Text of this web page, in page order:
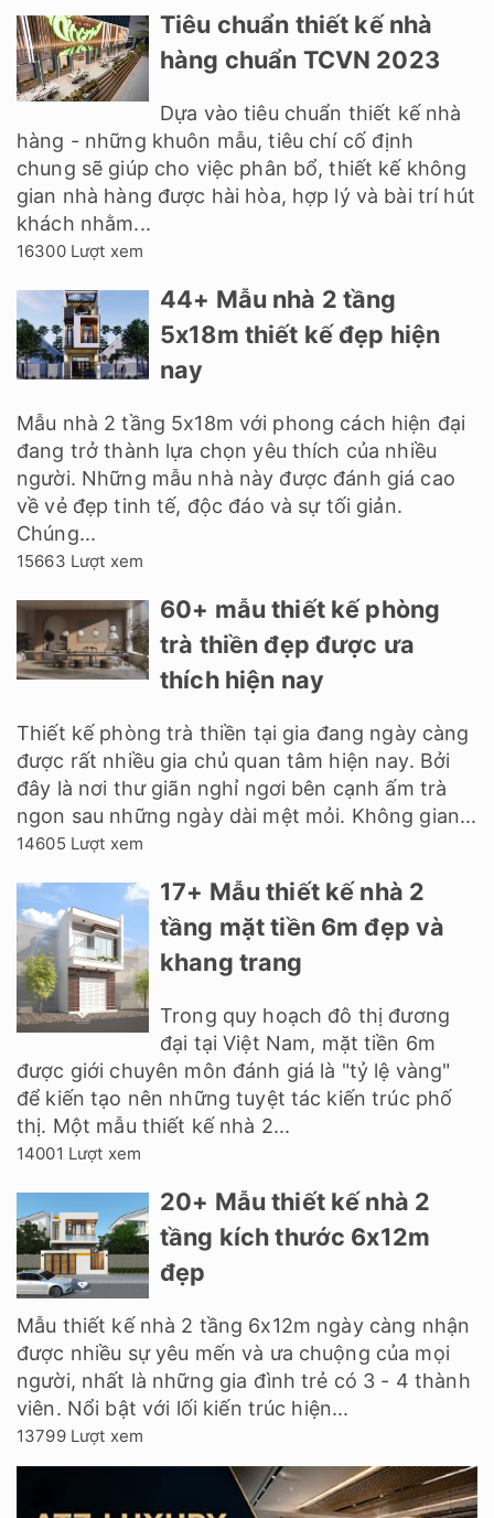
Tiêu chuẩn thiết kế nhà
hàng chuẩn TCVN 2023
Dựa vào tiêu chuẩn thiết kế nhà
hàng - những khuôn mẫu, tiêu chí cố định
chung sẽ giúp cho việc phân bổ, thiết kế không
gian nhà hàng được hài hòa, hợp lý và bài trí hút
khách nhằm...
16300 Lượt xem
44+ Mẫu nhà 2 tầng
5x18m thiết kế đẹp hiện
nay
Mẫu nhà 2 tầng 5x18m với phong cách hiện đại
đang trở thành lựa chọn yêu thích của nhiều
người. Những mẫu nhà này được đánh giá cao
về vẻ đẹp tinh tế, độc đáo và sự tối giản.
Chúng...
15663 Lượt xem
60+ mẫu thiết kế phòng
trà thiền đẹp được ưa
thích hiện nay
Thiết kế phòng trà thiền tại gia đang ngày càng
được rất nhiều gia chủ quan tâm hiện nay. Bởi
đây là nơi thư giãn nghỉ ngơi bên cạnh ấm trà
ngon sau những ngày dài mệt mỏi. Không gian...
14605 Lượt xem
17+ Mẫu thiết kế nhà 2
tầng mặt tiền 6m đẹp và
khang trang
Trong quy hoạch đô thị đương
đại tại Việt Nam, mặt tiền 6m
được giới chuyên môn đánh giá là "tỷ lệ vàng"
để kiến tạo nên những tuyệt tác kiến trúc phố
thị. Một mẫu thiết kế nhà 2...
14001 Lượt xem
20+ Mẫu thiết kế nhà 2
tầng kích thước 6x12m
đẹp
Mẫu thiết kế nhà 2 tầng 6x12m ngày càng nhận
được nhiều sự yêu mến và ưa chuộng của mọi
người, nhất là những gia đình trẻ có 3 - 4 thành
viên. Nổi bật với lối kiến trúc hiện...
13799 Lượt xem